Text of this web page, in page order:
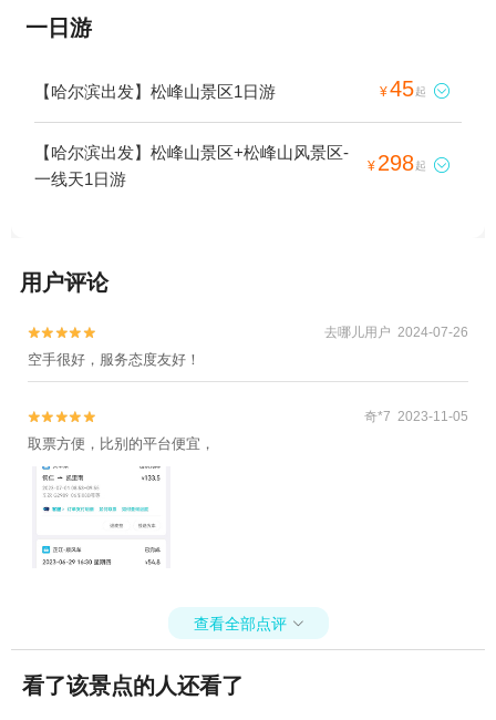
一日游
【哈尔滨出发】松峰山景区1日游 ¥45起 
【哈尔滨出发】松峰山景区+松峰山风景区-
一线天1日游
¥ 298起 
用户评论

 去哪儿用户 2024-07-26
空手很好，服务态度友好！

 奇*7 2023-11-05
取票方便，比别的平台便宜，
查看全部点评 
看了该景点的人还看了